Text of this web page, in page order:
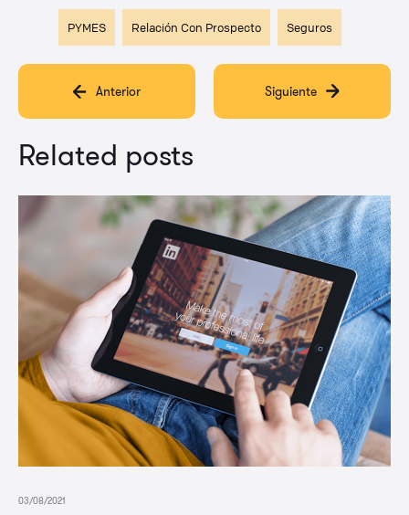
PYMES Relación Con Prospecto Seguros
Anterior Siguiente
Related posts
03/08/2021